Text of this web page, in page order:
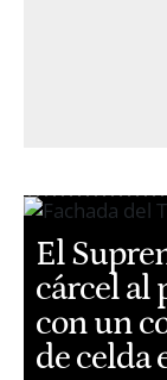
El
cárcel al
con un
de celda